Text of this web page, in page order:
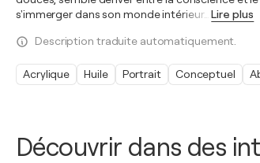
Découvrir dans des
s'immerger dans son monde intérieur… Lire plus
Description traduite automatiquement.
Acrylique Huile Portrait Conceptuel